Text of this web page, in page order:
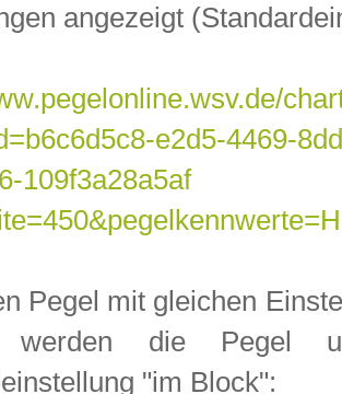
angezeigt
e2d5-4469-
109f3a28a5af
Pegel mit gleichen
werden die Pegel
"im Block":